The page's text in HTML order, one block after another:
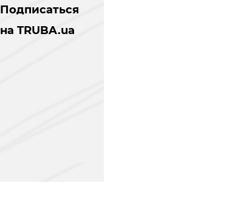
Подписаться
на TRUBA.ua